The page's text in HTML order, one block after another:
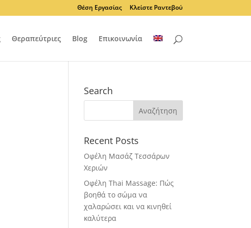
Θέση Εργασίας Κλείστε Ραντεβού
Θεραπεύτριες Blog Επικοινωνία
Search
Recent Posts
Οφέλη Μασάζ Τεσσάρων
Χεριών
Οφέλη Thai Massage: Πώς
βοηθά το σώμα να
χαλαρώσει και να κινηθεί
καλύτερα